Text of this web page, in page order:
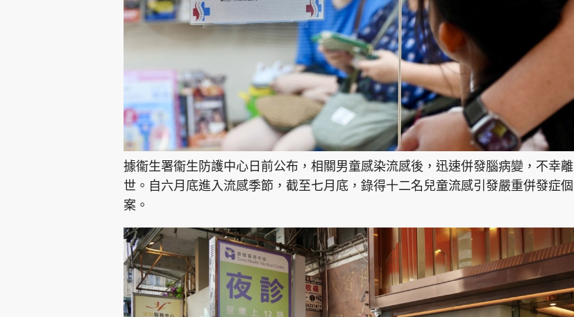
據衞生署衞生防護中心日前公布，相關男童感染流感後，迅速併發腦病變，不幸離
世。自六月底進入流感季節，截至七月底，錄得十二名兒童流感引發嚴重併發症個
案。